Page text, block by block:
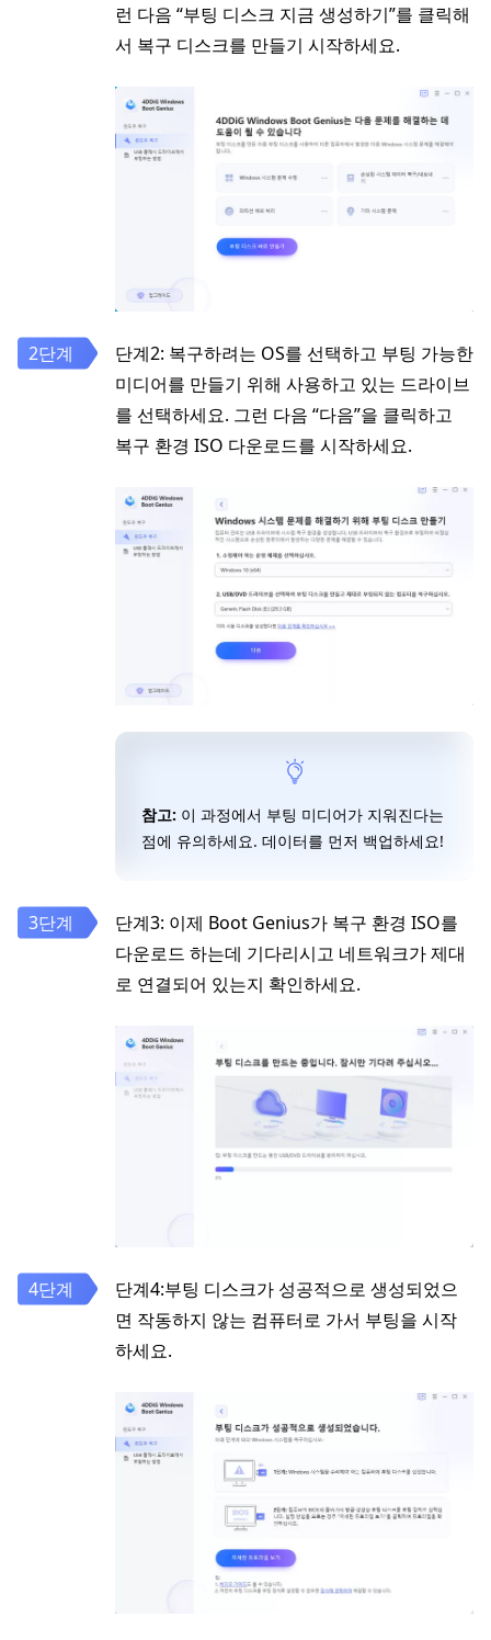
런 다음 “부팅 디스크 지금 생성하기”를 클릭해
서 복구 디스크를 만들기 시작하세요.
단계2: 복구하려는 OS를 선택하고 부팅 가능한
미디어를 만들기 위해 사용하고 있는 드라이브
를 선택하세요. 그런 다음 “다음”을 클릭하고
복구 환경 ISO 다운로드를 시작하세요.
참고: 이 과정에서 부팅 미디어가 지워진다는
점에 유의하세요. 데이터를 먼저 백업하세요!
단계3: 이제 Boot Genius가 복구 환경 ISO를
다운로드 하는데 기다리시고 네트워크가 제대
로 연결되어 있는지 확인하세요.
단계4:부팅 디스크가 성공적으로 생성되었으
면 작동하지 않는 컴퓨터로 가서 부팅을 시작
하세요.